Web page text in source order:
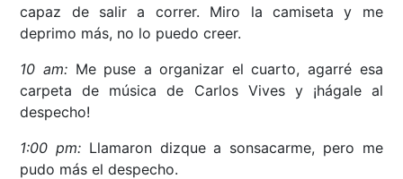
capaz de salir a correr. Miro la camiseta y me
deprimo más, no lo puedo creer.
10 am:Me puse a organizar el cuarto, agarré esa
carpeta de música de Carlos Vives y ¡hágale al
despecho!
1:00 pm: Llamaron dizque a sonsacarme, pero me
pudo más el despecho.